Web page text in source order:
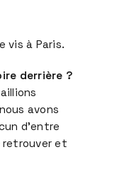
vis à Paris.
derrière ?
avons
d’entre
retrouver et